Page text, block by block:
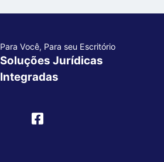
Para Você, Para seu Escritório
Soluções Jurídicas
Integradas